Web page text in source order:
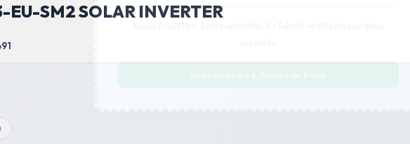
SM2 SOLAR INVERTER